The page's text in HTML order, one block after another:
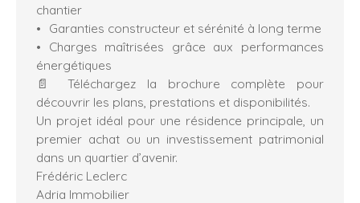
chantier
Garanties constructeur et sérénité à long terme
Charges maîtrisées grâce aux performances
énergétiques
📄 Téléchargez la brochure complète pour
découvrir les plans, prestations et disponibilités.
Un projet idéal pour une résidence principale, un
premier achat ou un investissement patrimonial
dans un quartier d’avenir.
Frédéric Leclerc
Adria Immobilier